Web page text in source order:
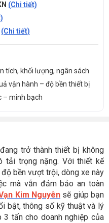
(Chi tiết)
(Chi tiết)
tích, khối lượng, ngân sách
vận hành – độ bền thiết bị
– minh bạch
trở thành thiết bị không
tải trọng nặng. Với thiết kế
bền vượt trội, dòng xe này
mà vẫn đảm bảo an toàn
Kim Nguyên sẽ giúp bạn
bật, thông số kỹ thuật và lý
tấn cho doanh nghiệp của